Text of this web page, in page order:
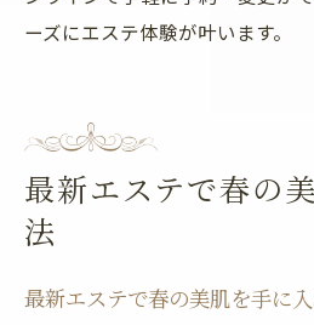
ーズにエステ体験が叶います。
最新エステで春の
法
最新エステで春の美肌を手に